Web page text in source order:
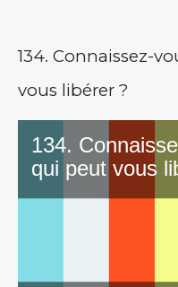
134. Connaissez-
vous libérer ?